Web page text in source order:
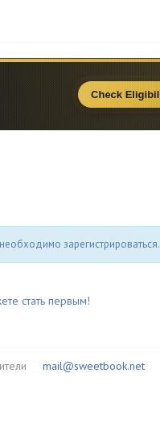
зарегистрироваться.
стать первым!
mail@sweetbook.net